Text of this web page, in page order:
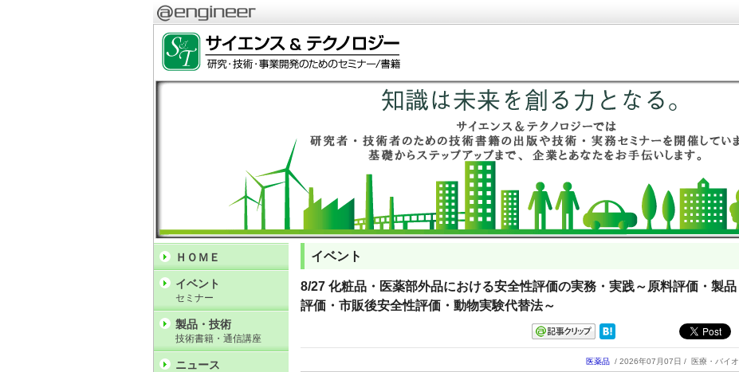
イベント
8/27 化粧品・医薬部外品における安全性評価の実務・実践～原料評価・製品
評価・市販後安全性評価・動物実験代替法～
医薬品 / 2026年07月07日 / 医療・バイオ
ＨＯＭＥ
イベント
セミナー
製品・技術
技術書籍・通信講座
ニュース